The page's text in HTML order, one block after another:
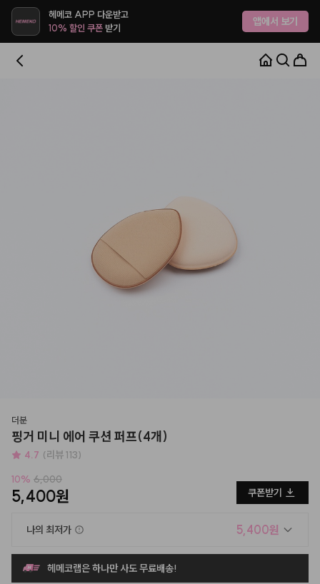
헤메코 APP 다운받고
10% 할인 쿠폰받기 앱에서 보기
더분
핑거 미니 에어 쿠션 퍼프(4개)
4.7 (리뷰 113)
10% 6,000
5,400원 쿠폰받기
나의 최저가 5,400원
헤메코랩은 하나만 사도 무료배송!